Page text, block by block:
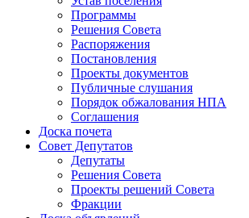
Программы
Решения Совета
Распоряжения
Постановления
Проекты документов
Публичные слушания
Порядок обжалования НПА
Соглашения
Доска почета
Совет Депутатов
Депутаты
Решения Совета
Проекты решений Совета
Фракции